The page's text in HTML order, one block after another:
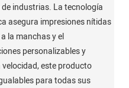
industrias. La tecnología
asegura impresiones nítidas
la manchas y el
personalizables y
este producto
para todas sus